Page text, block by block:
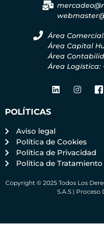
Área Comercial:
Área Capital
Área
Área Logística:
POLÍTICAS
Aviso legal
Política de Cookies
Política de Privacidad
Política de Tratamiento
Copyright © 2025 Todos Los
S.A.S |